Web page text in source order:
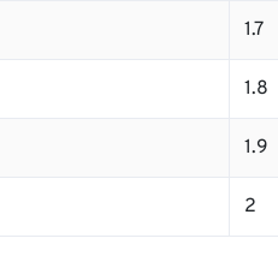
1.7
1.8
1.9
2